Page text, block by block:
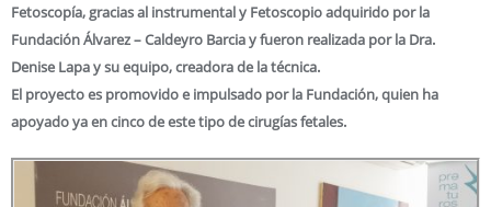
Fetoscopía, gracias al instrumental y Fetoscopio adquirido por la
Fundación Álvarez – Caldeyro Barcia y fueron realizada por la Dra.
Denise Lapa y su equipo, creadora de la técnica.
El proyecto es promovido e impulsado por la Fundación, quien ha
apoyado ya en cinco de este tipo de cirugías fetales.